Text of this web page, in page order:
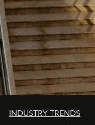
INDUSTRY TRENDS